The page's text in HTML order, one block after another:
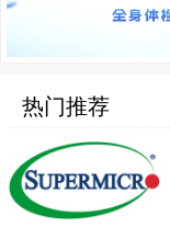
热门推荐